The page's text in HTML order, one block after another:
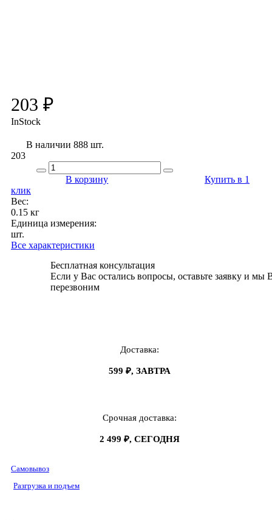
203 ₽
InStock
В наличии 888 шт.
203
В корзину
Купить в 1
клик
Вес:
0.15 кг
Единица измерения:
шт.
Все характеристики
Бесплатная консультация
Если у Вас остались вопросы, оставьте заявку и мы
перезвоним
Доставка:
599 ₽, ЗАВТРА
Срочная доставка:
2 499 ₽, СЕГОДНЯ
Самовывоз
Разгрузка и подъем